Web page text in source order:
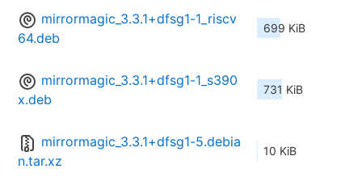
mirrormagic_3.3.1+dfsg1-1_riscv
64.deb
699 KiB
mirrormagic_3.3.1+dfsg1-1_s390
x.deb
731 KiB
mirrormagic_3.3.1+dfsg1-5.debia
n.tar.xz
10 KiB